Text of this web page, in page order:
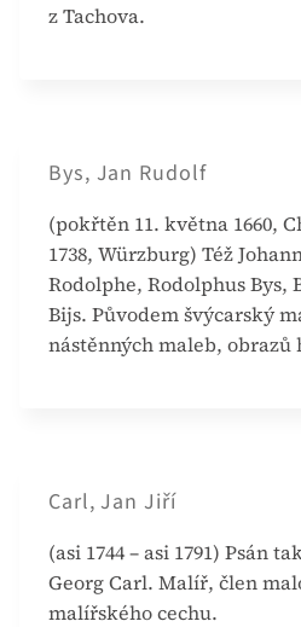
z Tachova.
Bys, Jan Rudolf
(pokřtěn 11. května 1660,
1738, Würzburg) Též
Rodolphe, Rodolphus Bys,
Bijs. Původem švýcarský
nástěnných maleb, obrazů
Carl, Jan Jiří
(asi 1744 – asi 1791) Psán
Georg Carl. Malíř, člen
malířského cechu.